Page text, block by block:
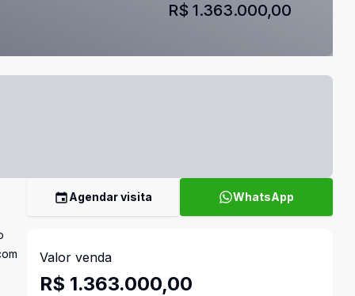
R$ 1.363.000,00
Agendar visita WhatsApp
Valor venda
R$ 1.363.000,00